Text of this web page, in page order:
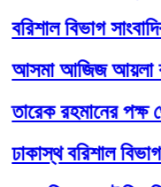
বিভাগ সাংবাদিক
আজিজ আয়লা
রহমানের পক্ষ থেকে
বরিশাল বিভাগ